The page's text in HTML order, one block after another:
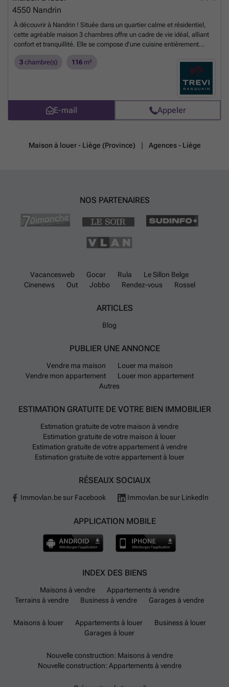
4550 Nandrin
À découvrir à Nandrin ! Située dans un quartier calme et résidentiel,
cette agréable maison 3 chambres offre un cadre de vie idéal, alliant
confort et tranquillité. Elle se compose d'une cuisine entièrement
buanderie, d'une salle de bains ainsi que de trois belles chambres. À
l'extérieur, vous profiterez d'une terrasse et d'un agréable jardinet,
parfaits pour les beaux jours. PEB : G. Loyer : 1150 €/mois. Garantie
En savoir plus ?
3 chambre(s) 116 m²
E-mail Appeler
Maison à louer - Liège (Province) Agences - Liège
NOS PARTENAIRES
Vacancesweb Gocar Rula
Le Sillon Belge
Cinenews
Out Jobbo Rendez-vous Rossel
ARTICLES
Blog
PUBLIER UNE ANNONCE
Vendre ma maison
Louer ma maison
Vendre mon appartement
Louer mon appartement
Autres
ESTIMATION GRATUITE DE VOTRE BIEN IMMOBILIER
Estimation gratuite de votre maison à vendre
Estimation gratuite de votre maison à louer
Estimation gratuite de votre appartement à vendre
Estimation gratuite de votre appartement à louer
RÉSEAUX SOCIAUX
Immovlan.be sur Facebook Immovlan.be sur LinkedIn
APPLICATION MOBILE
INDEX DES BIENS
Maisons à vendre
Appartements à vendre
Terrains à vendre
Business à vendre Garages à vendre
Maisons à louer Appartements à louer
Business à louer
Garages à louer
Nouvelle construction: Maisons à vendre
Nouvelle construction: Appartements à vendre